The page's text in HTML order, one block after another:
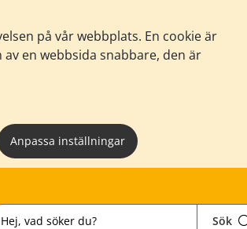
på vår webbplats. En cookie är
en webbsida snabbare, den är
Anpassa inställningar
Sök